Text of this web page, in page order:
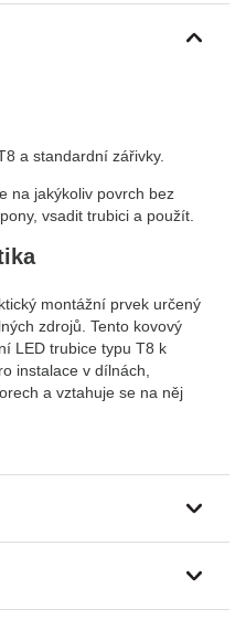
a standardní zářivky.
na jakýkoliv povrch bez
vsadit trubici a použít.
montážní prvek určený
zdrojů. Tento kovový
LED trubice typu T8 k
instalace v dílnách,
a vztahuje se na něj